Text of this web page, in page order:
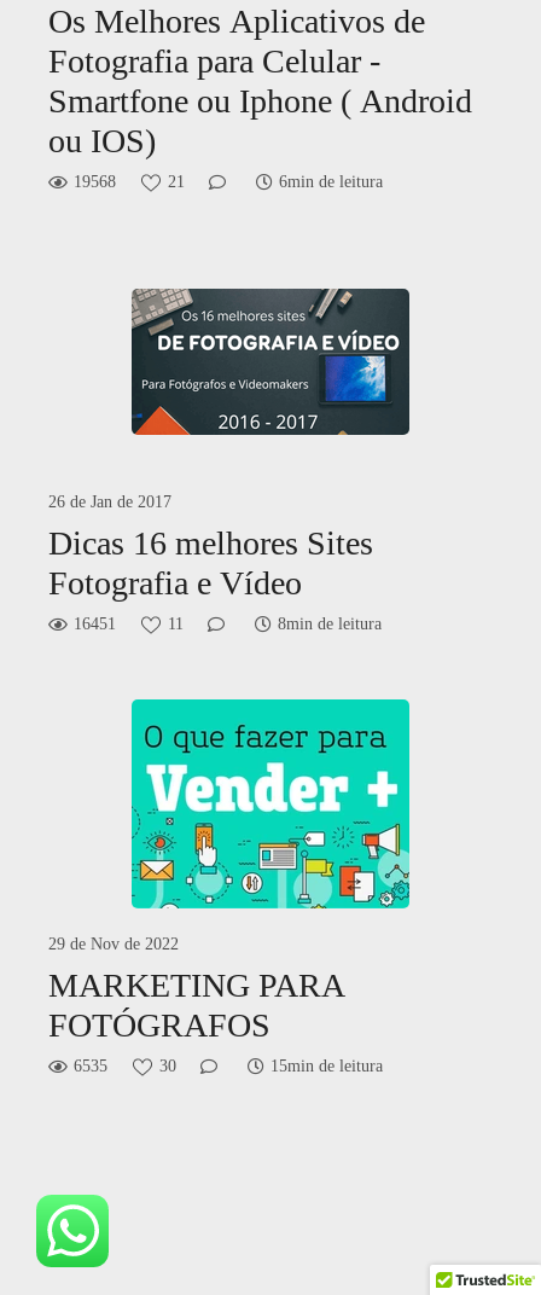
Os Melhores Aplicativos de
Fotografia para Celular -
Smartfone ou Iphone ( Android
ou IOS)
19568 21 6min de leitura
26 de Jan de 2017
Dicas 16 melhores Sites
Fotografia e Vídeo
16451 11 8min de leitura
29 de Nov de 2022
MARKETING PARA
FOTÓGRAFOS
6535 30 15min de leitura